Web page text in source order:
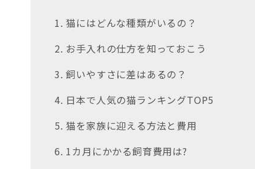
1. 猫にはどんな種類がいるの？
2. お手入れの仕方を知っておこう
3. 飼いやすさに差はあるの？
4. 日本で人気の猫ランキングTOP5
5. 猫を家族に迎える方法と費用
6. 1カ月にかかる飼育費用は?